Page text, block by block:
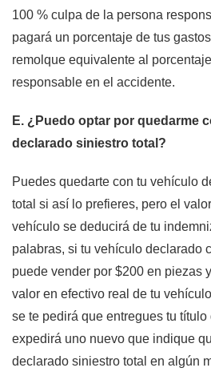
100 % culpa de la persona
pagará un porcentaje de tus
remolque equivalente al
responsable en el accidente.
E. ¿Puedo optar por quedarme
declarado siniestro total?
Puedes quedarte con tu vehículo
total si así lo prefieres, pero el
vehículo se deducirá de tu
palabras, si tu vehículo declarado
puede vender por $200 en piezas
valor en efectivo real de tu
se te pedirá que entregues tu
expedirá uno nuevo que indique
declarado siniestro total en algún